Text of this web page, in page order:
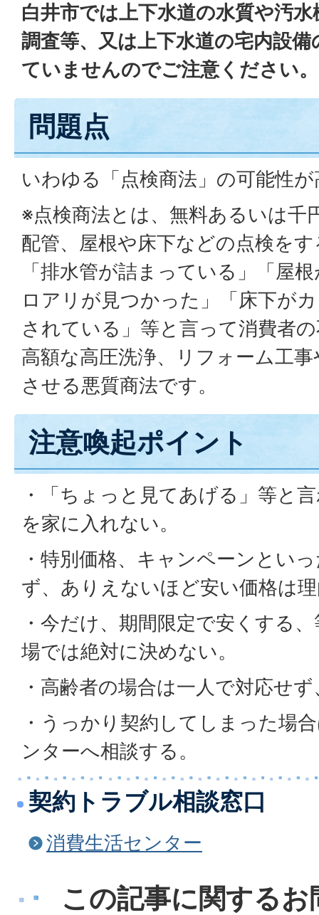
白井市では上下水道の水質や汚
調査等、又は上下水道の宅内設
ていませんのでご注意ください。
問題点
いわゆる「点検商法」の可能性
※点検商法とは、無料あるいは千
配管、屋根や床下などの点検を
「排水管が詰まっている」「屋
ロアリが見つかった」「床下が
されている」等と言って消費者
高額な高圧洗浄、リフォーム工
させる悪質商法です。
注意喚起ポイント
・「ちょっと見てあげる」等と
を家に入れない。
・特別価格、キャンペーンとい
ず、ありえないほど安い価格は
・今だけ、期間限定で安くする
場では絶対に決めない。
・高齢者の場合は一人で対応せ
・うっかり契約してしまった場
ンターへ相談する。
契約トラブル相談窓口
消費生活センター
この記事に関する